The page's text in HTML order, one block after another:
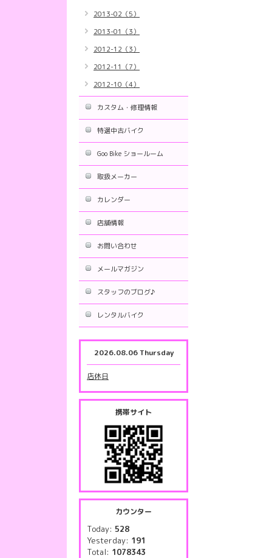
2013-02（5）
2013-01（3）
2012-12（3）
2012-11（7）
2012-10（4）
カスタム・修理情報
特選中古バイク
Goo Bike ショールーム
取扱メーカー
カレンダー
店舗情報
お問い合わせ
メールマガジン
スタッフのブログ♪
レンタルバイク
2026.08.06 Thursday
店休日
携帯サイト
カウンター
Today: 528
Yesterday: 191
Total: 1078343